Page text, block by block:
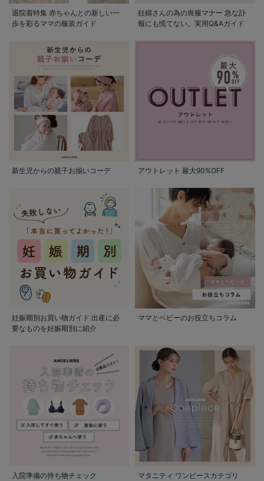
退院着特集 赤ちゃんとの新しい一
歩を彩るママの服装ガイド
妊婦さんの為の喪服マナー 急な訃
報にも慌てない。実用Q&Aガイド
新生児からの親子お揃いコーデ アウトレット 最大90%OFF
妊娠期別お買い物ガイド 出産に必
要なものを妊娠期別に紹介
ママとベビーのお役立ちコラム
入院準備の持ち物チェック マタニティ ワンピースカテゴリ